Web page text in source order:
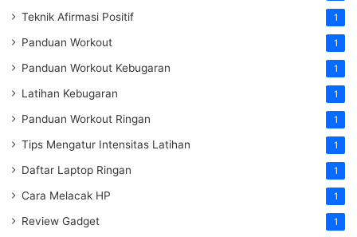
Teknik Afirmasi Positif 1
Panduan Workout 1
Panduan Workout Kebugaran 1
Latihan Kebugaran 1
Panduan Workout Ringan 1
Tips Mengatur Intensitas Latihan 1
Daftar Laptop Ringan 1
Cara Melacak HP 1
Review Gadget 1